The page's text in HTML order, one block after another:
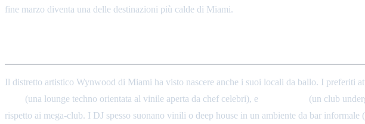
fine marzo diventa una delle destinazioni più calde di Miami.
Il distretto artistico Wynwood di Miami ha visto nascere anche i suoi locali da ballo. I preferiti
(una lounge techno orientata al vinile aperta da chef celebri), e (un club
rispetto ai mega-club. I DJ spesso suonano vinili o deep house in un ambiente da bar